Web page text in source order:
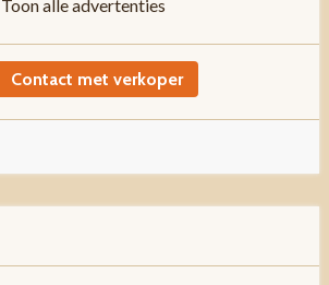
Toon alle advertenties
Contact met verkoper